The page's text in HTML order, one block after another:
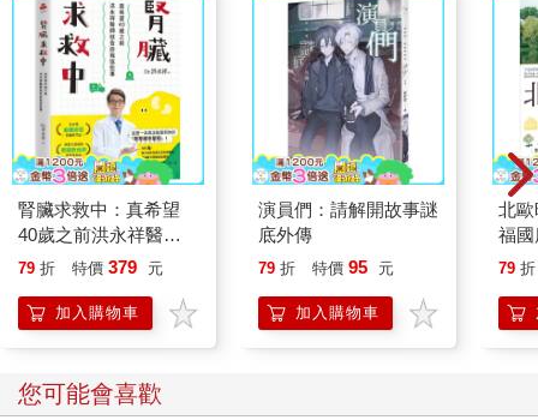
在美國唸書那段時間，我認識了許多朋友，其中不乏真心待我、
適合結婚的追求者，他對我呵護備至，縱使最後沒有進一步發展
成男女朋友，我還是很感謝他讓我看見人性的善良與無私。
我在國外讀完大學回台灣後，認識了已經結束前段婚姻的前夫，
慢慢地開始接觸，甚至約會。
那時初回國不懂世事、涉世未深的我，雖然早已耳聞他花名在
外、與前妻糾紛不斷，身邊的朋友都大力勸阻我們的交往，但當
時對方豐富的社會歷練加上口才極佳、舌燦蓮花，讓我一時被愛
沖昏了頭，執著的傻愛，也讓我有了成家的憧憬，想就此安定下
來，當個賢妻良母，在家相夫教子，擁有一個屬於自己的溫暖家
庭，享受單純的幸福。於是，就在交往一年半後，不顧爸媽和周
邊朋友的反對，我和他結婚了！
未曾想過的人生轉變
腎臟求救中：真希望
40歲之前洪永祥醫師
就告訴我這些事
79 折 特價 379 元
加入購物車
演員們：請解開故事謎
底外傳
79 折 特價 95 元
加入購物車
北
福
79 折
您可能會喜歡